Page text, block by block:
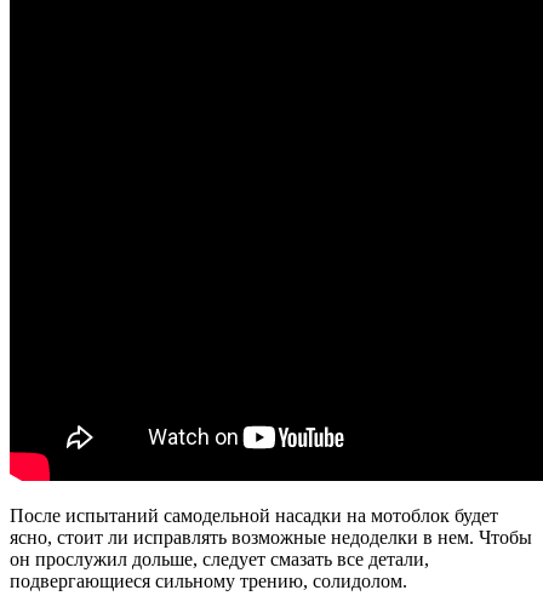
После испытаний самодельной насадки на мотоблок будет
ясно, стоит ли исправлять возможные недоделки в нем. Чтобы
он прослужил дольше, следует смазать все детали,
подвергающиеся сильному трению, солидолом.